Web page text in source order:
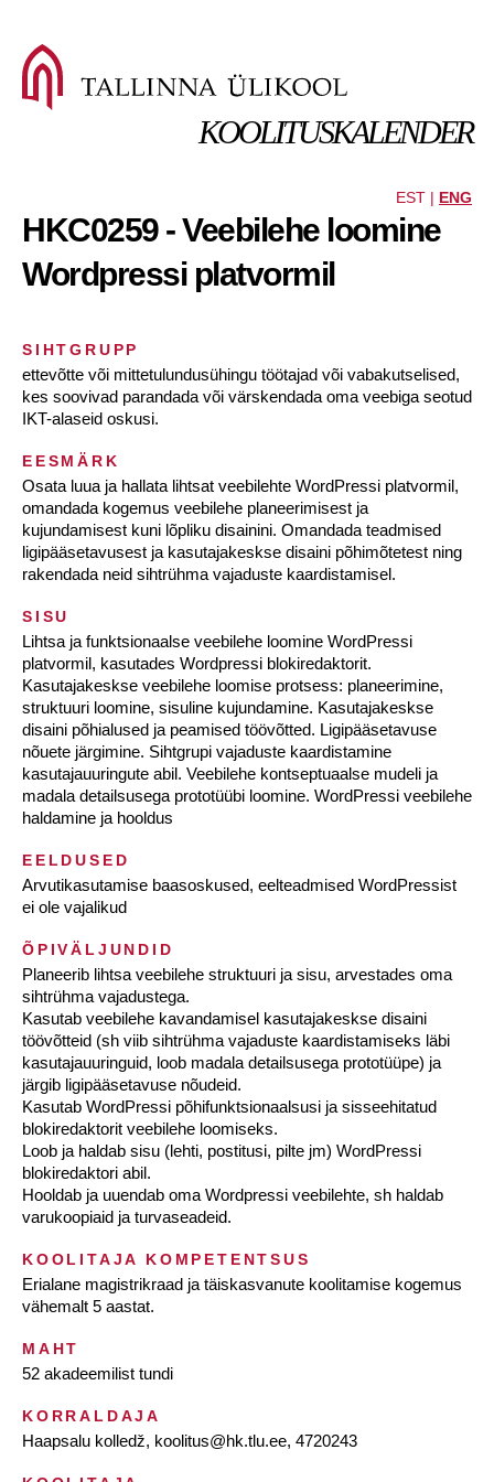
KOOLITUSKALENDER
EST | ENG
HKC0259 - Veebilehe loomine
Wordpressi platvormil
SIHTGRUPP
ettevõtte või mittetulundusühingu töötajad või vabakutselised,
kes soovivad parandada või värskendada oma veebiga seotud
IKT-alaseid oskusi.
EESMÄRK
Osata luua ja hallata lihtsat veebilehte WordPressi platvormil,
omandada kogemus veebilehe planeerimisest ja
kujundamisest kuni lõpliku disainini. Omandada teadmised
ligipääsetavusest ja kasutajakeskse disaini põhimõtetest ning
rakendada neid sihtrühma vajaduste kaardistamisel.
SISU
Lihtsa ja funktsionaalse veebilehe loomine WordPressi
platvormil, kasutades Wordpressi blokiredaktorit.
Kasutajakeskse veebilehe loomise protsess: planeerimine,
struktuuri loomine, sisuline kujundamine. Kasutajakeskse
disaini põhialused ja peamised töövõtted. Ligipääsetavuse
nõuete järgimine. Sihtgrupi vajaduste kaardistamine
kasutajauuringute abil. Veebilehe kontseptuaalse mudeli ja
madala detailsusega prototüübi loomine. WordPressi veebilehe
haldamine ja hooldus
EELDUSED
Arvutikasutamise baasoskused, eelteadmised WordPressist
ei ole vajalikud
ÕPIVÄLJUNDID
Planeerib lihtsa veebilehe struktuuri ja sisu, arvestades oma
sihtrühma vajadustega.
Kasutab veebilehe kavandamisel kasutajakeskse disaini
töövõtteid (sh viib sihtrühma vajaduste kaardistamiseks läbi
kasutajauuringuid, loob madala detailsusega prototüüpe) ja
järgib ligipääsetavuse nõudeid.
Kasutab WordPressi põhifunktsionaalsusi ja sisseehitatud
blokiredaktorit veebilehe loomiseks.
Loob ja haldab sisu (lehti, postitusi, pilte jm) WordPressi
blokiredaktori abil.
Hooldab ja uuendab oma Wordpressi veebilehte, sh haldab
varukoopiaid ja turvaseadeid.
KOOLITAJA KOMPETENTSUS
Erialane magistrikraad ja täiskasvanute koolitamise kogemus
vähemalt 5 aastat.
MAHT
52 akadeemilist tundi
KORRALDAJA
Haapsalu kolledž, koolitus@hk.tlu.ee, 4720243